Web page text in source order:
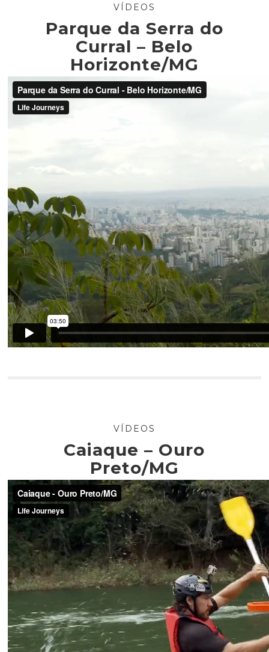
VÍDEOS
Parque da Serra do
Curral – Belo
Horizonte/MG
VÍDEOS
Caiaque – Ouro
Preto/MG